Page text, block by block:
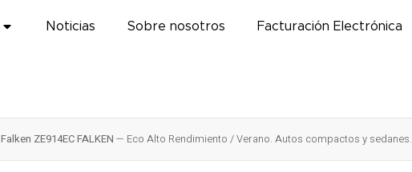
Noticias Sobre nosotros Facturación Electrónica
Falken ZE914EC FALKEN — Eco Alto Rendimiento / Verano. Autos compactos y sedanes.